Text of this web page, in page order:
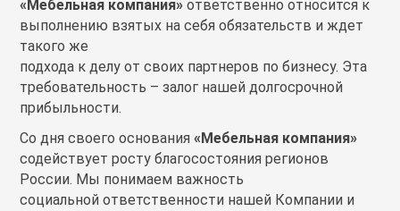
«Мебельная компания» ответственно относится к
выполнению взятых на себя обязательств и ждет
такого же
подхода к делу от своих партнеров по бизнесу. Эта
требовательность – залог нашей долгосрочной
прибыльности.
Со дня своего основания«Мебельная компания»
содействует росту благосостояния регионов
России. Мы понимаем важность
социальной ответственности нашей Компании и